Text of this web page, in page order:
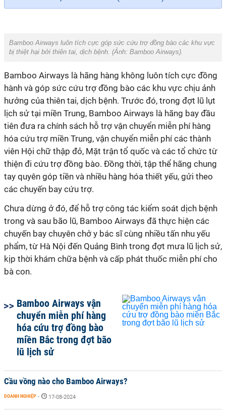
Bamboo Airways luôn tích cực góp sức cứu trợ đồng bào các khu vực
bị thiệt hại bởi thiên tai, dịch bệnh. (Ảnh: Bamboo Airways).
Bamboo Airways là hãng hàng không luôn tích cực đồng
hành và góp sức cứu trợ đồng bào các khu vực chịu ảnh
hưởng của thiên tai, dịch bệnh. Trước đó, trong đợt lũ lụt
lịch sử tại miền Trung, Bamboo Airways là hãng bay đầu
tiên đưa ra chính sách hỗ trợ vận chuyển miễn phí hàng
hóa cứu trợ miền Trung, vận chuyển miễn phí các thành
viên Hội chữ thập đỏ, Mặt trận tổ quốc và các tổ chức từ
thiện đi cứu trợ đồng bào. Đồng thời, tập thể hãng chung
tay quyên góp tiền và nhiều hàng hóa thiết yếu, gửi theo
các chuyến bay cứu trợ.
Chưa dừng ở đó, để hỗ trợ công tác kiểm soát dịch bệnh
trong và sau bão lũ, Bamboo Airways đã thực hiện các
chuyến bay chuyên chở y bác sĩ cùng nhiều tấn nhu yếu
phẩm, từ Hà Nội đến Quảng Bình trong đợt mưa lũ lịch sử,
kịp thời khám chữa bệnh và cấp phát thuốc miễn phí cho
bà con.
Bamboo Airways vận
chuyển miễn phí hàng
hóa cứu trợ đồng bào
miền Bắc trong đợt bão
lũ lịch sử
Cầu vồng nào cho Bamboo Airways?
DOANH NGHIỆP - 17-08-2024